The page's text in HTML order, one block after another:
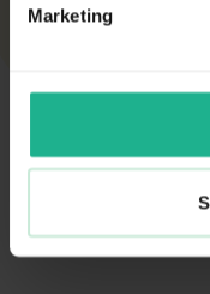
Marketing
diezelfde dag nog